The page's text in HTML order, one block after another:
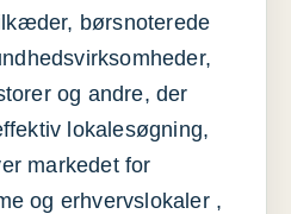
børsnoterede
og andre, der
lokalesøgning,
markedet for
og erhvervslokaler ,